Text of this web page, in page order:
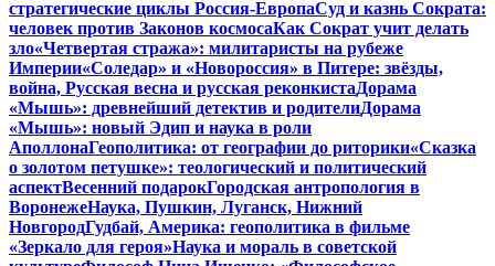
стратегические циклы Россия-ЕвропаСуд и казнь Сократа:
человек против Законов космосаКак Сократ учит делать
зло«Четвертая стража»: милитаристы на рубеже
Империи«Соледар» и «Новороссия» в Питере: звёзды,
война, Русская весна и русская реконкистаДорама
«Мышь»: древнейший детектив и родителиДорама
«Мышь»: новый Эдип и наука в роли
АполлонаГеополитика: от географии до риторики«Сказка
о золотом петушке»: теологический и политический
аспектВесенний подарокГородская антропология в
ВоронежеНаука, Пушкин, Луганск, Нижний
НовгородГудбай, Америка: геополитика в фильме
«Зеркало для героя»Наука и мораль в советской